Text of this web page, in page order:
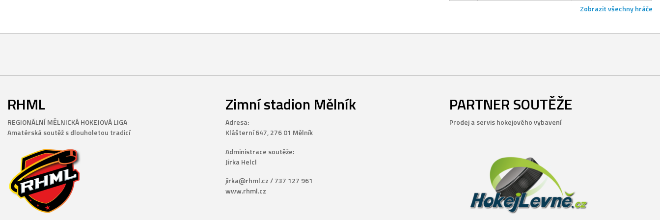
Zobrazit všechny hráče
RHML
REGIONÁLNÍ MĚLNICKÁ HOKEJOVÁ LIGA
Amatérská soutěž s dlouholetou tradicí
Zimní stadion Mělník
Adresa:
Klášterní 647, 276 01 Mělník
Administrace soutěže:
Jirka Helcl
jirka@rhml.cz / 737 127 961
www.rhml.cz
PARTNER SOUTĚŽE
Prodej a servis hokejového vybavení